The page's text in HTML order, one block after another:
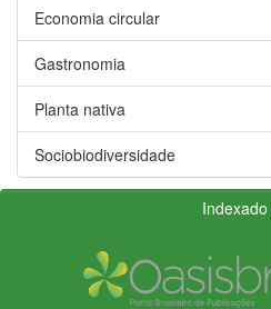
Economia circular
Gastronomia
Planta nativa
Sociobiodiversidade